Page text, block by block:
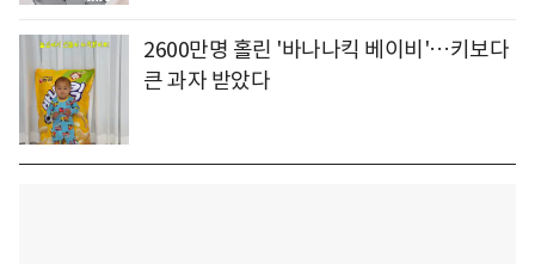
2600만명 홀린 '바나나킥 베이비'…키보다
큰 과자 받았다